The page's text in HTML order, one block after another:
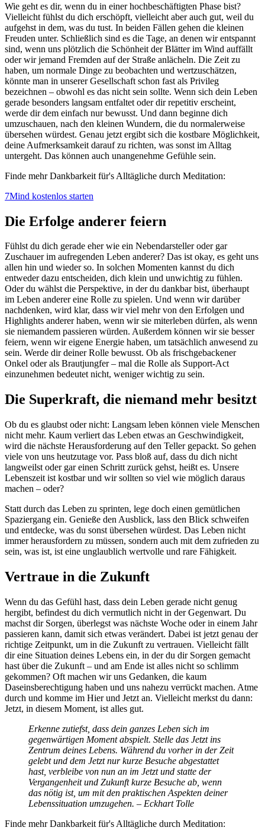
Wie geht es dir, wenn du in einer hochbeschäftigten Phase bist?
Vielleicht fühlst du dich erschöpft, vielleicht aber auch gut, weil du
aufgehst in dem, was du tust. In beiden Fällen gehen die kleinen
Freuden unter. Schließlich sind es die Tage, an denen wir entspannt
sind, wenn uns plötzlich die Schönheit der Blätter im Wind auffällt
oder wir jemand Fremden auf der Straße anlächeln. Die Zeit zu
haben, um normale Dinge zu beobachten und wertzuschätzen,
könnte man in unserer Gesellschaft schon fast als Privileg
bezeichnen – obwohl es das nicht sein sollte. Wenn sich dein Leben
gerade besonders langsam entfaltet oder dir repetitiv erscheint,
werde dir dem einfach nur bewusst. Und dann beginne dich
umzuschauen, nach den kleinen Wundern, die du normalerweise
übersehen würdest. Genau jetzt ergibt sich die kostbare Möglichkeit,
deine Aufmerksamkeit darauf zu richten, was sonst im Alltag
untergeht. Das können auch unangenehme Gefühle sein.
Finde mehr Dankbarkeit für's Alltägliche durch Meditation:
7Mind kostenlos starten
Die Erfolge anderer feiern
Fühlst du dich gerade eher wie ein Nebendarsteller oder gar
Zuschauer im aufregenden Leben anderer? Das ist okay, es geht uns
allen hin und wieder so. In solchen Momenten kannst du dich
entweder dazu entscheiden, dich klein und unwichtig zu fühlen.
Oder du wählst die Perspektive, in der du dankbar bist, überhaupt
im Leben anderer eine Rolle zu spielen. Und wenn wir darüber
nachdenken, wird klar, dass wir viel mehr von den Erfolgen und
Highlights anderer haben, wenn wir sie miterleben dürfen, als wenn
sie niemandem passieren würden. Außerdem können wir sie besser
feiern, wenn wir eigene Energie haben, um tatsächlich anwesend zu
sein. Werde dir deiner Rolle bewusst. Ob als frischgebackener
Onkel oder als Brautjungfer – mal die Rolle als Support-Act
einzunehmen bedeutet nicht, weniger wichtig zu sein.
Die Superkraft, die niemand mehr besitzt
Ob du es glaubst oder nicht: Langsam leben können viele Menschen
nicht mehr. Kaum verliert das Leben etwas an Geschwindigkeit,
wird die nächste Herausforderung auf den Teller gepackt. So gehen
viele von uns heutzutage vor. Pass bloß auf, dass du dich nicht
langweilst oder gar einen Schritt zurück gehst, heißt es. Unsere
Lebenszeit ist kostbar und wir sollten so viel wie möglich daraus
machen – oder?
Statt durch das Leben zu sprinten, lege doch einen gemütlichen
Spaziergang ein. Genieße den Ausblick, lass den Blick schweifen
und entdecke, was du sonst übersehen würdest. Das Leben nicht
immer herausfordern zu müssen, sondern auch mit dem zufrieden zu
sein, was ist, ist eine unglaublich wertvolle und rare Fähigkeit.
Vertraue in die Zukunft
Wenn du das Gefühl hast, dass dein Leben gerade nicht genug
hergibt, befindest du dich vermutlich nicht in der Gegenwart. Du
machst dir Sorgen, überlegst was nächste Woche oder in einem Jahr
passieren kann, damit sich etwas verändert. Dabei ist jetzt genau der
richtige Zeitpunkt, um in die Zukunft zu vertrauen. Vielleicht fällt
dir eine Situation deines Lebens ein, in der du dir Sorgen gemacht
hast über die Zukunft – und am Ende ist alles nicht so schlimm
gekommen? Oft machen wir uns Gedanken, die kaum
Daseinsberechtigung haben und uns nahezu verrückt machen. Atme
durch und komme im Hier und Jetzt an. Vielleicht merkst du dann:
Jetzt, in diesem Moment, ist alles gut.
Erkenne zutiefst, dass dein ganzes Leben sich im
gegenwärtigen Moment abspielt. Stelle das Jetzt ins
Zentrum deines Lebens. Während du vorher in der Zeit
gelebt und dem Jetzt nur kurze Besuche abgestattet
hast, verbleibe von nun an im Jetzt und statte der
Vergangenheit und Zukunft kurze Besuche ab, wenn
das nötig ist, um mit den praktischen Aspekten deiner
Lebenssituation umzugehen. – Eckhart Tolle
Finde mehr Dankbarkeit für's Alltägliche durch Meditation: